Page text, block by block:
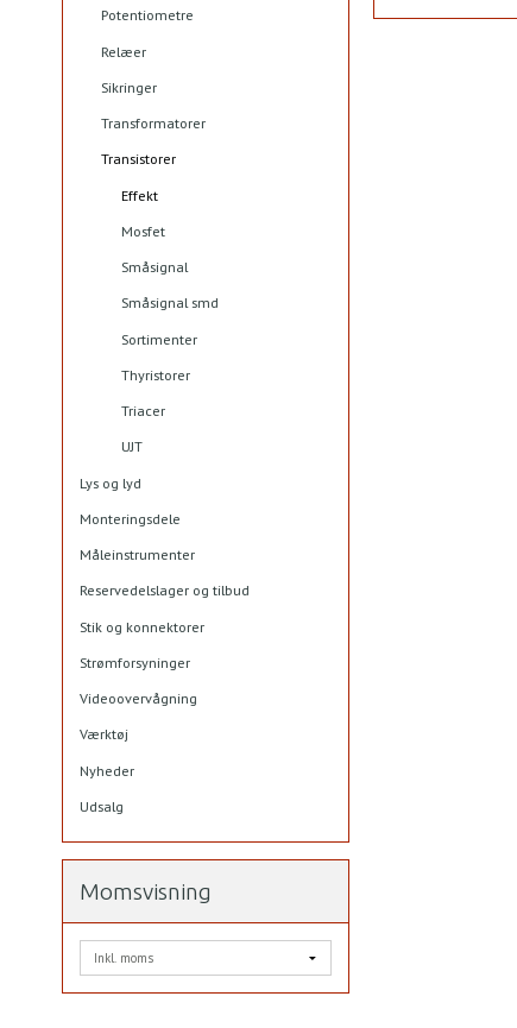
Potentiometre
Relæer
Sikringer
Transformatorer
Transistorer
Effekt
Mosfet
Småsignal
Småsignal smd
Sortimenter
Thyristorer
Triacer
UJT
Lys og lyd
Monteringsdele
Måleinstrumenter
Reservedelslager og tilbud
Stik og konnektorer
Strømforsyninger
Videoovervågning
Værktøj
Nyheder
Udsalg
Momsvisning